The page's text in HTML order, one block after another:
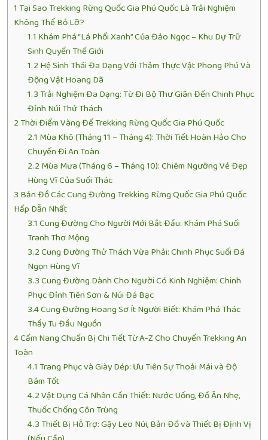
1 Tại Sao Trekking Rừng Quốc Gia Phú Quốc Là Trải Nghiệm
Không Thể Bỏ Lỡ?
1.1 Khám Phá “Lá Phổi Xanh” Của Đảo Ngọc – Khu Dự Trữ
Sinh Quyển Thế Giới
1.2 Hệ Sinh Thái Đa Dạng Với Thảm Thực Vật Phong Phú Và
Động Vật Hoang Dã
1.3Trải Nghiệm Đa Dạng: Từ Đi Bộ Thư Giãn Đến Chinh Phục
Đỉnh Núi Thử Thách
2Thời Điểm Vàng Để Trekking Rừng Quốc Gia Phú Quốc
2.1 Mùa Khô (Tháng 11 – Tháng 4): Thời Tiết Hoàn Hảo Cho
Chuyến Đi An Toàn
2.2 Mùa Mưa (Tháng 6 – Tháng 10): Chiêm Ngưỡng Vẻ Đẹp
Hùng Vĩ Của Suối Thác
3 Bản Đồ Các Cung Đường Trekking Rừng Quốc Gia Phú Quốc
Hấp Dẫn Nhất
3.1 Cung Đường Cho Người Mới Bắt Đầu: Khám Phá Suối
Tranh Thơ Mộng
3.2Cung Đường Thử Thách Vừa Phải: Chinh Phục Suối Đá
Ngọn Hùng Vĩ
3.3Cung Đường Dành Cho Người Có Kinh Nghiệm: Chinh
Phục Đỉnh Tiên Sơn & Núi Đá Bạc
3.4Cung Đường Hoang Sơ Ít Người Biết: Khám Phá Thác
Thầy Tu Đầu Nguồn
4Cẩm Nang Chuẩn Bị Chi Tiết Từ A-Z Cho Chuyến Trekking An
Toàn
4.1 Trang Phục và Giày Dép: Ưu Tiên Sự Thoải Mái và Độ
Bám Tốt
4.2Vật Dụng Cá Nhân Cần Thiết: Nước Uống, Đồ Ăn Nhẹ,
Thuốc Chống Côn Trùng
4.3Thiết Bị Hỗ Trợ: Gậy Leo Núi, Bản Đồ và Thiết Bị Định Vị